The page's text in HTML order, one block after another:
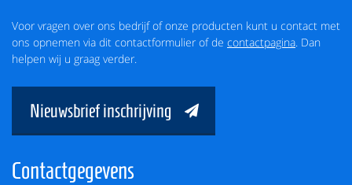
Voor vragen over ons bedrijf of onze producten kunt u contact met
ons opnemen via dit contactformulier of de contactpagina. Dan
helpen wij u graag verder.
Nieuwsbrief inschrijving
Contactgegevens